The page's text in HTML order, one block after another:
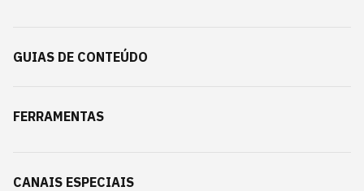
GUIAS DE CONTEÚDO
FERRAMENTAS
CANAIS ESPECIAIS